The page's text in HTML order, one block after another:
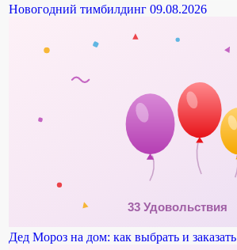
Новогодний тимбилдинг 09.08.2026
Дед Мороз на дом: как выбрать и заказать